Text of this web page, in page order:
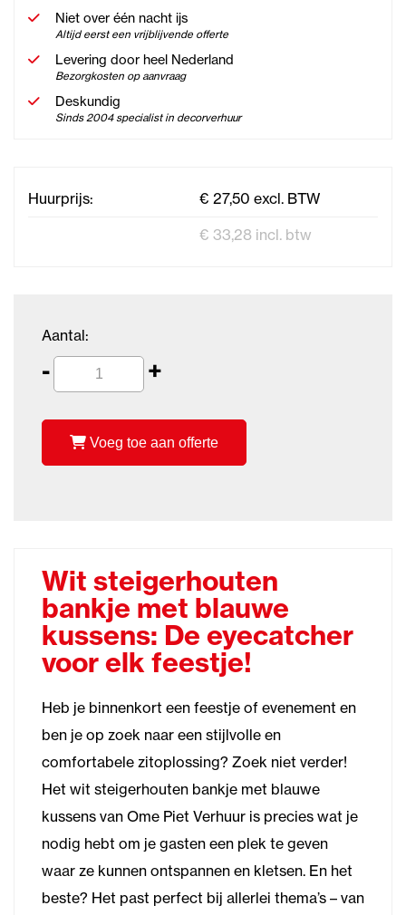
Niet over één nacht ijs
Altijd eerst een vrijblijvende offerte
Levering door heel Nederland
Bezorgkosten op aanvraag
Deskundig
Sinds 2004 specialist in decorverhuur
Huurprijs:
€ 27,50 excl. BTW
€ 33,28 incl. btw
Aantal:
- +
Voeg toe aan offerte
Wit steigerhouten
bankje met blauwe
kussens: De eyecatcher
voor elk feestje!
Heb je binnenkort een feestje of evenement en
ben je op zoek naar een stijlvolle en
comfortabele zitoplossing? Zoek niet verder!
Het wit steigerhouten bankje met blauwe
kussens van Ome Piet Verhuur is precies wat je
nodig hebt om je gasten een plek te geven
waar ze kunnen ontspannen en kletsen. En het
beste? Het past perfect bij allerlei thema’s – van